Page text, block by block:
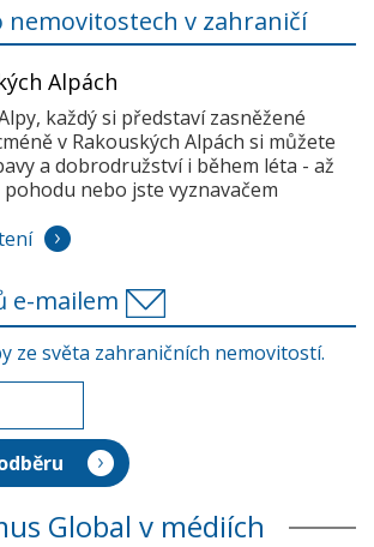
nemovitostech v zahraničí
Alpách
každý si představí zasněžené
v Rakouských Alpách si můžete
a dobrodružství i během léta - až
nebo jste vyznavačem
e-mailem
ze světa zahraničních nemovitostí.
Global v médiích